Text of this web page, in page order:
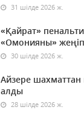
31 шілде 2026 ж.
«Қайрат»
«Омонияны»
30 шілде 2026 ж.
Айзере шахматтан
алды
28 шілде 2026 ж.